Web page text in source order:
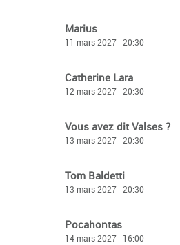
Marius
11 mars 2027 - 20:30
Catherine Lara
12 mars 2027 - 20:30
Vous avez dit Valses ?
13 mars 2027 - 20:30
Tom Baldetti
13 mars 2027 - 20:30
Pocahontas
14 mars 2027 - 16:00